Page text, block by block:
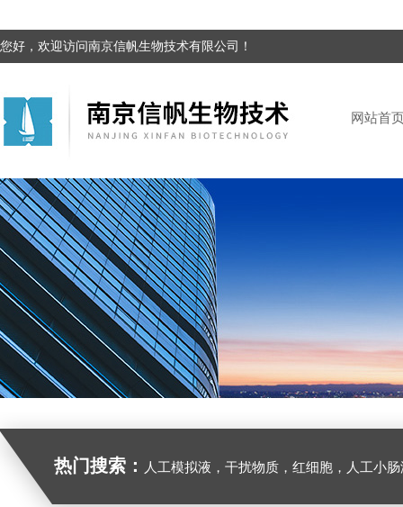
您好，欢迎访问南京信帆生物技术有限公司！
网站首
热门搜索： 人工模拟液，干扰物质，红细胞，人工小